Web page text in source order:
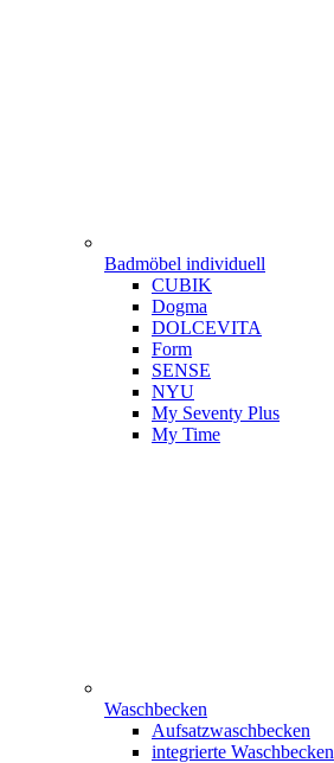
Badmöbel individuell
CUBIK
Dogma
DOLCEVITA
Form
SENSE
NYU
My Seventy Plus
My Time
Waschbecken
Aufsatzwaschbecken
integrierte Waschbecken